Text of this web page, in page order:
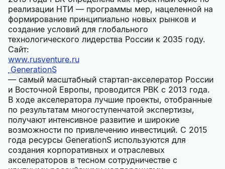
реализации НТИ — программы мер, нацеленной на
формирование принципиально новых рынков и
создание условий для глобального
технологического лидерства России к 2035 году.
Сайт:
www.rusventure.ru
GenerationS
— самый масштабный стартап-акселератор России
и Восточной Европы, проводится РВК с 2013 года.
В ходе акселератора лучшие проекты, отобранные
по результатам многоступенчатой экспертизы,
получают интенсивное развитие и широкие
возможности по привлечению инвестиций. С 2015
года ресурсы GenerationS используются для
создания корпоративных и отраслевых
акселераторов в тесном сотрудничестве с